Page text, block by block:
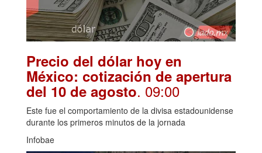
Precio del dólar hoy en
México: cotización de apertura
del 10 de agosto. 09:00
Este fue el comportamiento de la divisa estadounidense
durante los primeros minutos de la jornada
Infobae